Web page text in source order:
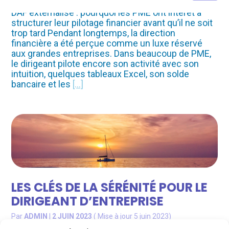
DAF externalisé : pourquoi les PME ont intérêt à
structurer leur pilotage financier avant qu’il ne soit
trop tard Pendant longtemps, la direction
financière a été perçue comme un luxe réservé
aux grandes entreprises. Dans beaucoup de PME,
le dirigeant pilote encore son activité avec son
intuition, quelques tableaux Excel, son solde
bancaire et les […]
LES CLÉS DE LA SÉRÉNITÉ POUR LE
DIRIGEANT D’ENTREPRISE
ParADMIN 2 JUIN 2023 ( Mise à jour 5 juin 2023)